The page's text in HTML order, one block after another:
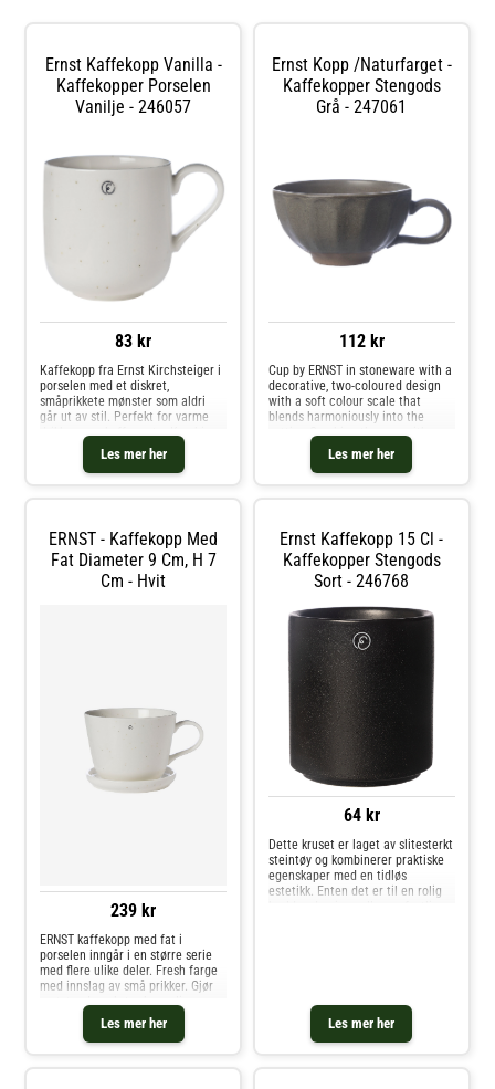
Ernst Kaffekopp Vanilla -
Kaffekopper Porselen
Vanilje - 246057
83 kr
Les mer her
Kaffekopp fra Ernst Kirchsteiger i
porselen med et diskret,
småprikkete mønster som aldri
går ut av stil. Perfekt for varme
kaffekoppen med en annen del fra
serien fra Ernst Kirchsteiger. Om
kaffekoppen fra Ernst
Kirchsteiger.- Finnes også som en
tekopp. Vedlikeholdsinstruksjoner
for kaffekoppen- Tåler
oppvaskmaskin. Kjøp Kaffekopper
Ernst Kopp /Naturfarget -
Kaffekopper Stengods
Grå - 247061
112 kr
Les mer her
Cup by ERNST in stoneware with a
decorative, two-coloured design
with a soft colour scale that
blends harmoniously into the
other pieces from the series from
ERNST.About the cup from ERNST-
Combine the cup with other
Krus hos Royal Design.
ERNST - Kaffekopp Med
Fat Diameter 9 Cm, H 7
Cm - Hvit
239 kr
Les mer her
ERNST kaffekopp med fat i
porselen inngår i en større serie
med flere ulike deler. Fresh farge
med innslag av små prikker. Gjør
Ernst Kaffekopp 15 Cl -
Kaffekopper Stengods
Sort - 246768
64 kr
Les mer her
Dette kruset er laget av slitesterkt
steintøy og kombinerer praktiske
egenskaper med en tidløs
estetikk. Enten det er til en rolig
hverdagsbruk eller festlige
anledninger. Kjøp Kaffekopper og
andre Kopper & Krus hos Royal